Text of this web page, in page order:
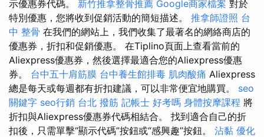
示優惠券代碼。 新竹推拿整骨推薦 Google商家檔案 對於
特別優惠，您將收到促銷活動的簡短描述。 推拿師證照 台
中 整骨 在我們的網站上，我們收集了最著名的網絡商店的
優惠券，折扣和促銷優惠。 在Tiplino頁面上查看當前的
Aliexpress優惠券，然後選擇最適合您的Aliexpress優惠
券。 台中五十肩筋膜 台中養生館排毒 肌肉酸痛 Aliexpress
總是每天或每週都有折扣建議，可以非常便宜地購買。 seo
關鍵字 seo行銷 台北 撥筋 記帳士 好考嗎 身體按摩課程 將
折扣與Aliexpress優惠券代碼相結合。 找到適合自己的折
扣後，只需單擊“顯示代碼”按鈕或“感興趣”按鈕。 沾黏 優化